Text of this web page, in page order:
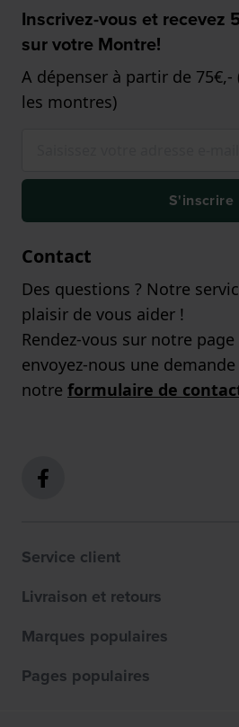
Inscrivez-vous et recevez
sur votre Montre!
A dépenser à partir de
les montres)
S'inscrire
Contact
Des questions ? Notre
plaisir de vous aider !
Rendez-vous sur notre
envoyez-nous une demande
notre formulaire de
Service client
Livraison et retours
Marques populaires
Pages populaires